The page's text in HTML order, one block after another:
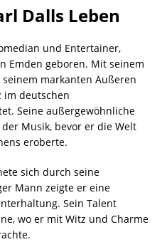
Dalls Leben
und Entertainer,
Emden geboren. Mit seinem
markanten Äußeren
im deutschen
Seine außergewöhnliche
Musik, bevor er die Welt
eroberte.
sich durch seine
Mann zeigte er eine
Sein Talent
wo er mit Witz und Charme